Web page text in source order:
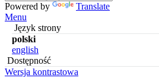
Powered by
Translate
Menu
Język strony
polski
english
Dostępność
Wersja kontrastowa